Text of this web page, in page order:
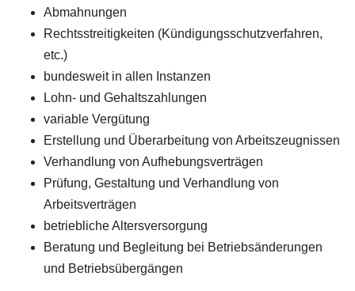
Abmahnungen
Rechtsstreitigkeiten (Kündigungsschutzverfahren,
etc.)
bundesweit in allen Instanzen
Lohn- und Gehaltszahlungen
variable Vergütung
Erstellung und Überarbeitung von Arbeitszeugnissen
Verhandlung von Aufhebungsverträgen
Prüfung, Gestaltung und Verhandlung von
Arbeitsverträgen
betriebliche Altersversorgung
Beratung und Begleitung bei Betriebsänderungen
und Betriebsübergängen